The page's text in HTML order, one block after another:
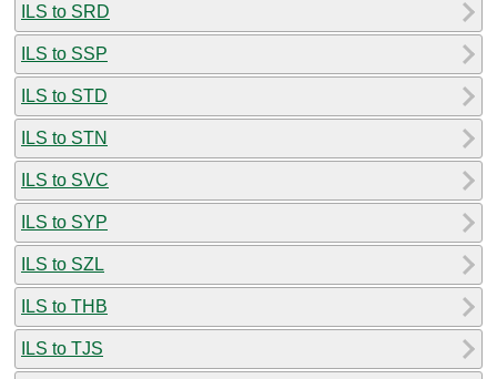
ILS to SRD
ILS to SSP
ILS to STD
ILS to STN
ILS to SVC
ILS to SYP
ILS to SZL
ILS to THB
ILS to TJS